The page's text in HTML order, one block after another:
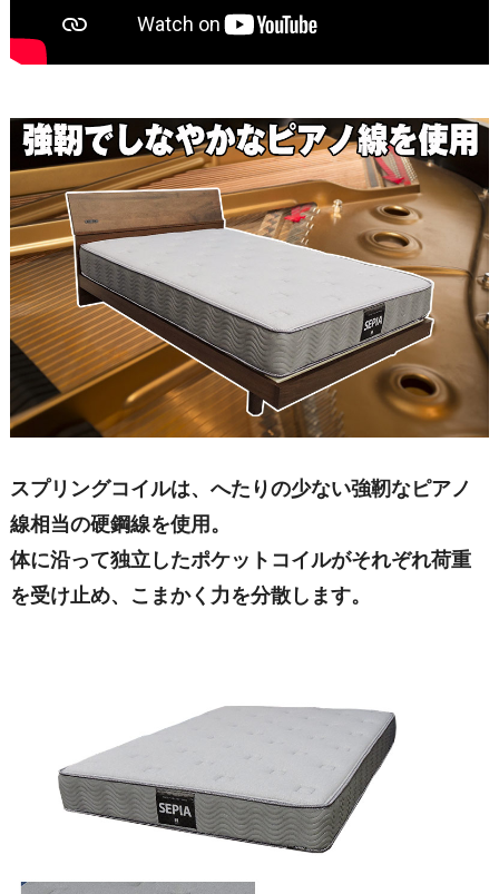
スプリングコイルは、へたりの少ない強靭なピアノ
線相当の硬鋼線を使用。
体に沿って独立したポケットコイルがそれぞれ荷重
を受け止め、こまかく力を分散します。